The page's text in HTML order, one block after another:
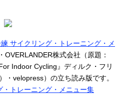
サイクリング・トレーニング・メ
OVERLANDER株式会社（原題：
Indoor Cycling』ディルク・フリ
・velopress）の立ち読み版です。
トレーニング・メニュー集